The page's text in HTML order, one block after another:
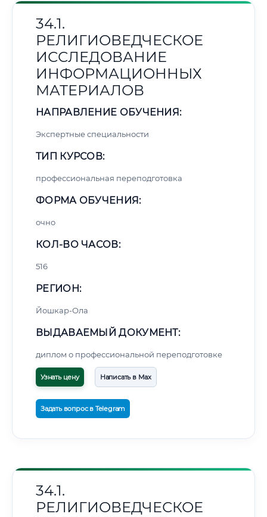
34.1.
РЕЛИГИОВЕДЧЕСКОЕ
ИССЛЕДОВАНИЕ
ИНФОРМАЦИОННЫХ
МАТЕРИАЛОВ
НАПРАВЛЕНИЕ ОБУЧЕНИЯ:
Экспертные специальности
ТИП КУРСОВ:
профессиональная переподготовка
ФОРМА ОБУЧЕНИЯ:
очно
КОЛ-ВО ЧАСОВ:
516
РЕГИОН:
Йошкар-Ола
ВЫДАВАЕМЫЙ ДОКУМЕНТ:
диплом о профессиональной переподготовке
Узнать цену Написать в Max
Задать вопрос в Telegram
34.1.
РЕЛИГИОВЕДЧЕСКОЕ